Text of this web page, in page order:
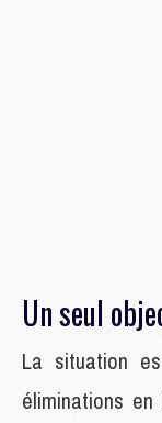
Un seul
La situation
éliminations